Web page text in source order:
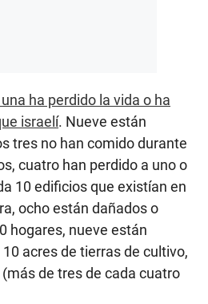
ha perdido la vida o ha
israelí. Nueve están
tres no han comido durante
cuatro han perdido a uno o
10 edificios que existían en
ocho están dañados o
hogares, nueve están
acres de tierras de cultivo,
de tres de cada cuatro